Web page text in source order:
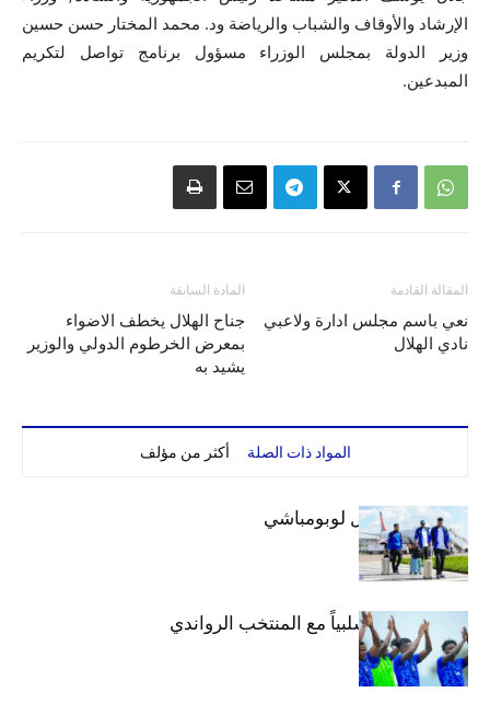
الإرشاد والأوقاف والشباب والرياضة ود. محمد المختار حسن حسين
وزير الدولة بمجلس الوزراء مسؤول برنامج تواصل لتكريم
المبدعين.
المادة السابقة
جناح الهلال يخطف الاضواء
بمعرض الخرطوم الدولي والوزير
يشيد به
المقالة القادمة
نعي باسم مجلس ادارة ولاعبي
نادي الهلال
المواد ذات الصلة أكثر من مؤلف
بعثة الهلال تصل لوبومباشي
الهلال يتعادل سلبياً مع المنتخب الرواندي
إعدادياً